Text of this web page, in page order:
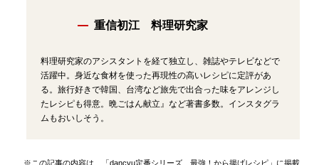
重信初江 料理研究家
料理研究家のアシスタントを経て独立し、雑誌やテレビなどで
活躍中。身近な食材を使った再現性の高いレシピに定評があ
る。旅行好きで韓国、台湾など旅先で出合った味をアレンジし
たレシピも得意。晩ごはん献立』など著書多数。インスタグラ
ムもおいしそう。
※この記事の内容は、「dancyu定番シリーズ 最強！から揚げレシピ」に掲載